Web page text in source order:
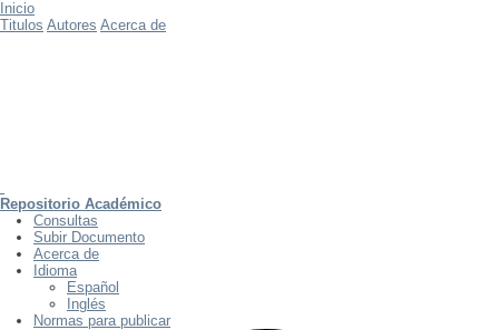
Inicio
Titulos Autores Acerca de
Repositorio Académico
Consultas
Subir Documento
Acerca de
Idioma
Español
Inglés
Normas para publicar